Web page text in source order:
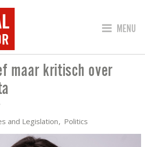
JUMP
MENU
MAAR KRITISCH OVER
maar kritisch over
and Legislation Politics